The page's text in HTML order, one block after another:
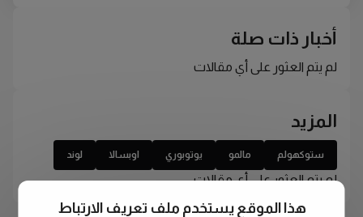
أخبار ذات صلة
لم يتم العثور على أي مقالات
المزيد
ستوكهولم مالمو يوتوبوري اوبسالا لوند
لم يتم العثور على أي مقالات
هذا الموقع يستخدم ملف تعريف الارتباط